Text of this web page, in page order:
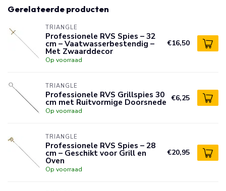
Gerelateerde producten
TRIANGLE
Professionele RVS Spies – 32
cm – Vaatwasserbestendig –
Met Zwaarddecor
Op voorraad
€16,50
TRIANGLE
Professionele RVS Grillspies 30
cm met Ruitvormige Doorsnede
Op voorraad
€6,25
TRIANGLE
Professionele RVS Spies – 28
cm – Geschikt voor Grill en
Oven
Op voorraad
€20,95